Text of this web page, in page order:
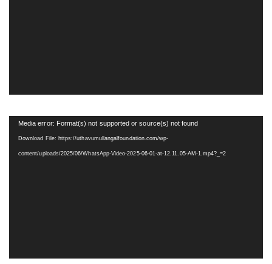
Video
Player
Media error: Format(s) not supported or source(s) not found
Download File: https://uthavumullangalfoundation.com/wp-
content/uploads/2025/06/WhatsApp-Video-2025-06-01-at-12.11.05-AM-1.mp4?_=2